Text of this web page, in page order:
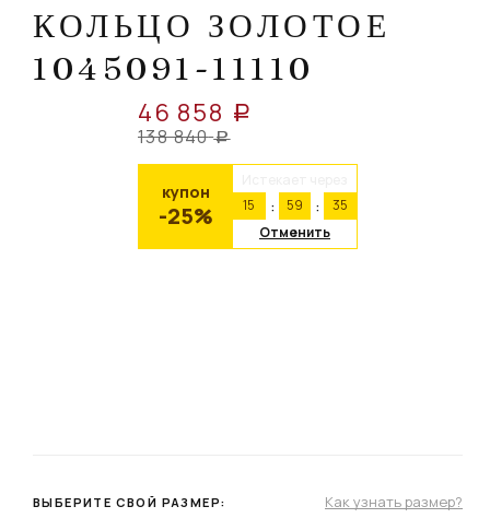
КОЛЬЦО ЗОЛОТОЕ
1045091-11110
46 858 a
138 840 a
купон
-25%
15
59
35
Отменить
ВЫБЕРИТЕ СВОЙ РАЗМЕР: Как узнать размер?